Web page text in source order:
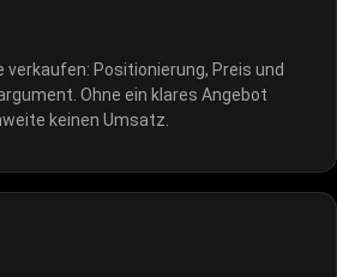
verkaufen: Positionierung, Preis und
Ohne ein klares Angebot
keinen Umsatz.